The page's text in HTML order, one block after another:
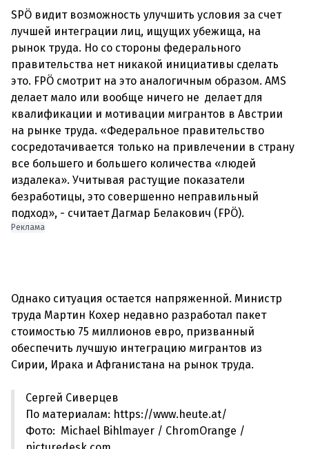
SPÖ видит возможность улучшить условия за счет
лучшей интеграции лиц, ищущих убежища, на
рынок труда. Но со стороны федерального
правительства нет никакой инициативы сделать
это. FPÖ смотрит на это аналогичным образом. AMS
делает мало или вообще ничего не делает для
квалификации и мотивации мигрантов в Австрии
на рынке труда. «Федеральное правительство
сосредотачивается только на привлечении в страну
все большего и большего количества «людей
издалека». Учитывая растущие показатели
безработицы, это совершенно неправильный
Реклама
Однако ситуация остается напряженной. Министр
труда Мартин Кохер недавно разработал пакет
стоимостью 75 миллионов евро, призванный
обеспечить лучшую интеграцию мигрантов из
Сергей Сиверцев
По материалам: https://www.heute.at/
Фото: Michael Bihlmayer / ChromOrange /